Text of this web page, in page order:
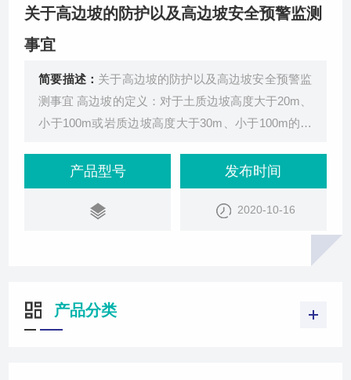
关于高边坡的防护以及高边坡安全预警监测
事宜
简要描述： 关于高边坡的防护以及高边坡安全预警监
测事宜 高边坡的定义：对于土质边坡高度大于20m、
小于100m或岩质边坡高度大于30m、小于100m的边
影响，其边坡稳定性分析和防护加固工程设计应进行
个别或特
产品型号 发布时间
2020-10-16
产品分类